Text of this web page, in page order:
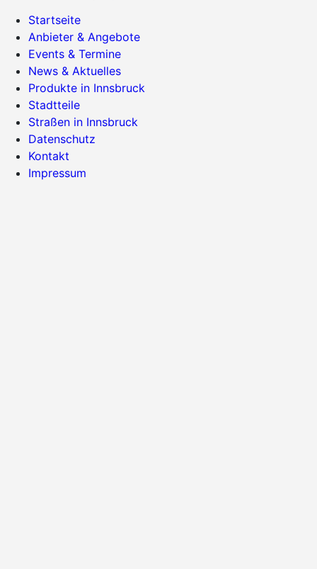
Startseite
Anbieter & Angebote
Events & Termine
News & Aktuelles
Produkte in Innsbruck
Stadtteile
Straßen in Innsbruck
Datenschutz
Kontakt
Impressum